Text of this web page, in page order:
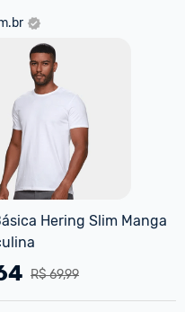
Hering Slim Manga
R$ 69,99